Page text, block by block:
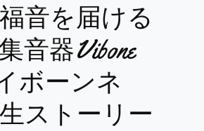
音を届ける
音器Vibone
ボーンネ
ストーリー